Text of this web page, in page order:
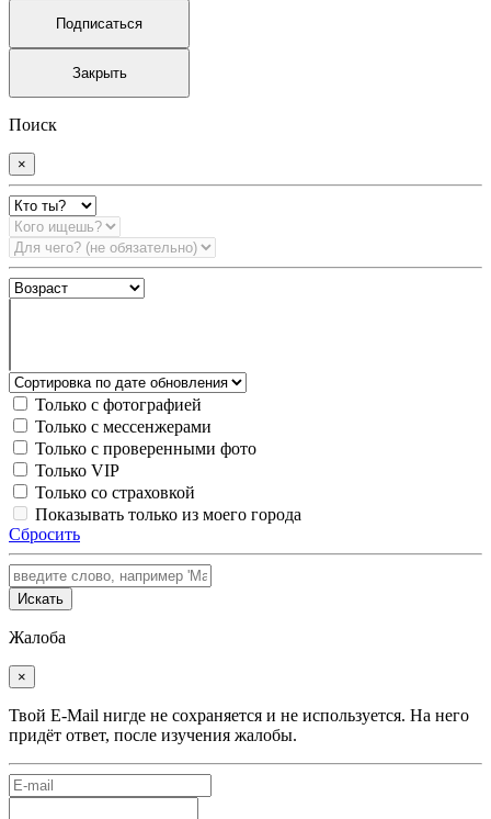
Подписаться
Закрыть
Поиск
×
Только с фотографией
Только с мессенжерами
Только с проверенными фото
Только VIP
Только со страховкой
Показывать только из моего города
Сбросить
Искать
Жалоба
×
Твой E-Mail нигде не сохраняется и не используется. На него
придёт ответ, после изучения жалобы.